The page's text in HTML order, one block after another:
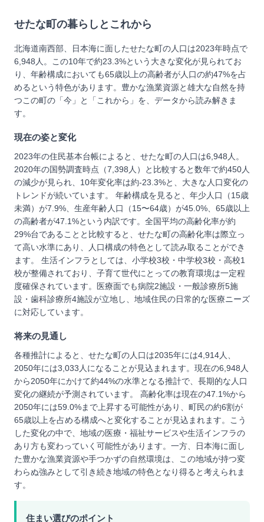
せたな町 の暮らしとこれから
北海道南西部、日本海に面したせたな町の人口は2023年時点で
6,948人。この10年で約23.3%という大きな変化が見られてお
り、年齢構成においても65歳以上の高齢者が人口の約47%を占
めるという特色があります。豊かな漁業資源と雄大な自然を持
つこの町の「今」と「これから」を、データから読み解きま
す。
現在の姿と変化
2023年の住民基本台帳によると、せたな町の人口は6,948人。
2020年の国勢調査時点（7,398人）と比較すると数年で約450人
の減少が見られ、10年変化率は約-23.3%と、大きな人口変化の
トレンドが続いています。 年齢構成を見ると、年少人口（15歳
未満）が7.9%、生産年齢人口（15〜64歳）が45.0%、65歳以上
の高齢者が47.1%という内訳です。全国平均の高齢化率が約
29%台であることと比較すると、せたな町の高齢化率は際立っ
て高い水準にあり、人口構成の特色として読み取ることができ
ます。 生活インフラとしては、小学校3校・中学校3校・高校1
校が整備されており、子育て世代にとっての教育環境は一定程
度確保されています。医療面でも病院2施設・一般診療所5施
設・歯科診療所4施設が立地し、地域住民の日常的な医療ニーズ
に対応しています。
将来の見通し
各種推計によると、せたな町の人口は2035年には4,914人、
2050年には3,033人になることが見込まれます。現在の6,948人
から2050年にかけて約44%の水準となる推計で、長期的な人口
変化の継続が予測されています。 高齢化率は現在の47.1%から
2050年には59.0%まで上昇する可能性があり、町民の約6割が
65歳以上を占める構成へと変化することが見込まれます。こう
した変化の中で、地域の医療・福祉サービスや生活インフラの
あり方も変わっていく可能性があります。一方、日本海に面し
た豊かな漁業資源や手つかずの自然環境は、この地域が持つ変
わらぬ強みとして引き続き地域の特色となり得ると考えられま
す。
住まい選びのポイント